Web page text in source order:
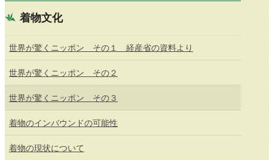
着物文化
世界が驚くニッポン その１ 経産省の資料より
世界が驚くニッポン その２
世界が驚くニッポン その３
着物のインバウンドの可能性
着物の現状について